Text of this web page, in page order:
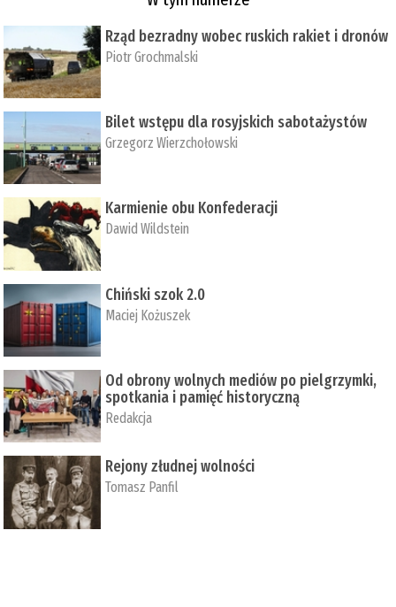
Rząd bezradny wobec ruskich rakiet i dronów
Piotr Grochmalski
Bilet wstępu dla rosyjskich sabotażystów
Grzegorz Wierzchołowski
Karmienie obu Konfederacji
Dawid Wildstein
Chiński szok 2.0
Maciej Kożuszek
Od obrony wolnych mediów po pielgrzymki,
spotkania i pamięć historyczną
Redakcja
Rejony złudnej wolności
Tomasz Panfil